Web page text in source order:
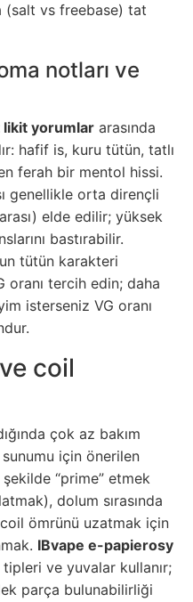
(salt vs freebase) tat
notları ve
likit yorumlar arasında
hafif is, kuru tütün, tatlı
ferah bir mentol hissi.
genellikle orta dirençli
elde edilir; yüksek
bastırabilir.
tütün karakteri
oranı tercih edin; daha
isterseniz VG oranı
coil
çok az bakım
için önerilen
“prime” etmek
dolum sırasında
ömrünü uzatmak için
IBvape e-papierosy
ve yuvalar kullanır;
parça bulunabilirliği